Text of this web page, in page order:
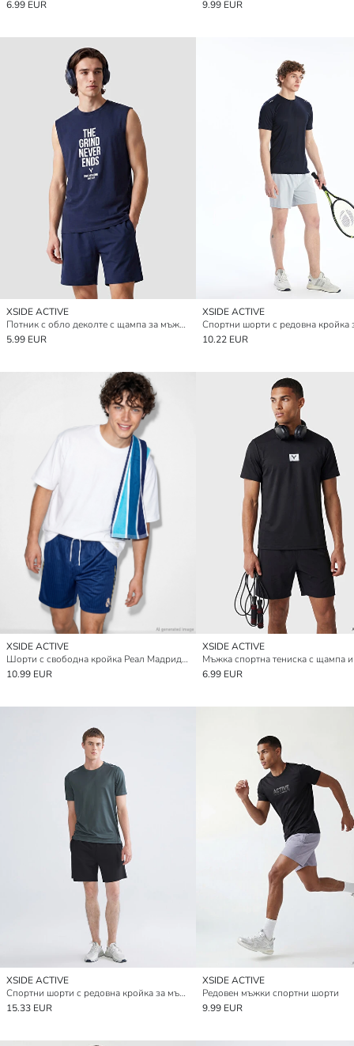
6.99 EUR 9.99 EUR
XSIDE ACTIVE
Потник с обло деколте с щампа за мъже за спорт
5.99 EUR
XSIDE ACTIVE
10.22 EUR
XSIDE ACTIVE
Шорти с свободна кройка Реал Мадрид с бродерия за мъже за активност
10.99 EUR
XSIDE ACTIVE
6.99 EUR
XSIDE ACTIVE
Спортни шорти с редовна кройка за мъже
15.33 EUR
XSIDE ACTIVE
Редовен мъжки спортни шорти
9.99 EUR